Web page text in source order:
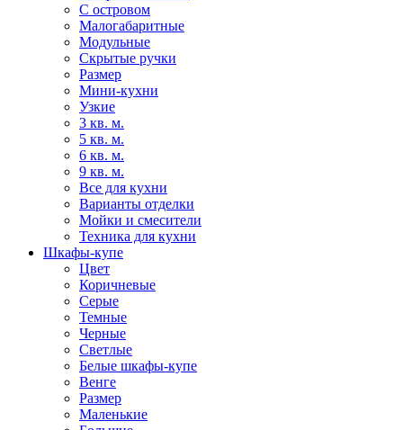
С островом
Малогабаритные
Модульные
Скрытые ручки
Размер
Мини-кухни
Узкие
3 кв. м.
5 кв. м.
6 кв. м.
9 кв. м.
Все для кухни
Варианты отделки
Мойки и смесители
Техника для кухни
Шкафы-купе
Цвет
Коричневые
Серые
Темные
Черные
Светлые
Белые шкафы-купе
Венге
Размер
Маленькие